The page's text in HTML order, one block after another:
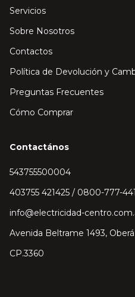
Servicios
Sobre Nosotros
Contactos
Política de Devolución y
Preguntas Frecuentes
Cómo Comprar
Contactános
543755500004
403755 421425 / 0800-777-
info@electricidad-
Avenida Beltrame 1493,
CP.3360